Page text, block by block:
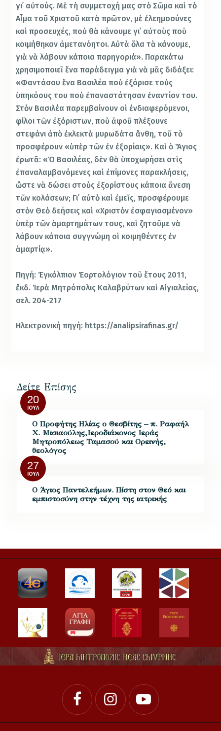
γι᾿ αὐτούς. Μὲ τὴ συμμετοχή μας στὸ Σῶμα καὶ τὸ
Αἷμα τοῦ Χριστοῦ κατὰ πρῶτον, μὲ ἐλεημοσύνες
καὶ προσευχές, ποὺ θὰ κάνουμε γι᾿ αὐτοὺς ποὺ
κοιμήθηκαν ἀμετανόητοι. Αὐτὰ ὅλα τὰ κάνουμε,
γιὰ νὰ λάβουν κάποια παρηγοριά». Παρακάτω
χρησιμοποιεῖ ἕνα παράδειγμα γιὰ νὰ μᾶς διδάξει:
«Φαντάσου ἕνα Βασιλέα ποὺ ἐξόρισε τοὺς
ὑπηκόους του ποὺ ἐπαναστάτησαν ἐναντίον του.
Στὸν Βασιλέα παρεμβαίνουν οἱ ἐνδιαφερόμενοι,
φίλοι τῶν ἐξόριστων, ποὺ ἀφοῦ πλέξουνε
στεφάνι ἀπὸ ἐκλεκτὰ μυρωδάτα ἄνθη, τοῦ τὸ
προσφέρουν «ὑπὲρ τῶν ἐν ἐξορίαις». Καὶ ὁ Ἅγιος
ἐρωτᾶ: «Ὁ Βασιλέας, δὲν θὰ ὑποχωρήσει στὶς
ἐπαναλαμβανόμενες καὶ ἐπίμονες παρακλήσεις,
ὥστε νὰ δώσει στοὺς ἐξορίστους κάποια ἄνεση
τῶν κολάσεων; Γι᾿ αὐτὸ καὶ ἐμεῖς, προσφέρουμε
στὸν Θεὸ δεήσεις καὶ «Χριστὸν ἐσφαγιασμένον»
ὑπὲρ τῶν ἁμαρτημάτων τους, καὶ ζητοῦμε νὰ
λάβουν κάποια συγγνώμη οἱ κοιμηθέντες ἐν
ἁμαρτίᾳ».
Πηγή: Ἐγκόλπιον Ἑορτολόγιον τοῦ ἔτους 2011,
ἔκδ. Ἱερὰ Μητρόπολις Καλαβρύτων καὶ Αἰγιαλείας,
σελ. 204-217
Ηλεκτρονική πηγή: https://analipsirafinas.gr/
Δείτε Επίσης
20
ΙΟΎΛ
Ο Προφήτης Ηλίας ο Θεσβίτης – π. Ραφαήλ
Χ. Μισιαούλης,Iεροδιάκονος Ιεράς
Μητροπόλεως Ταμασού και Ορεινής,
θεολόγος
27
ΙΟΎΛ
Ο Άγιος Παντελεήμων. Πίστη στον Θεό και
εμπιστοσύνη στην τέχνη της ιατρικής